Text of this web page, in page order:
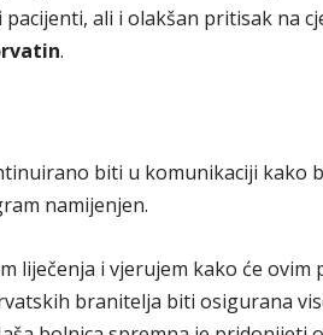
ali i olakšan pritisak na
.
biti u komunikaciji kako
namijenjen.
liječenja i vjerujem kako će ovim
branitelja biti osigurana